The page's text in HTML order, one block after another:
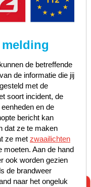
de betreffende
de informatie die jij
met de
soort incident, de
en de
bericht kan
dat ze te maken
ze met zwaailichten
moeten. Aan de hand
ook worden gezien
de brandweer
naar het ongeluk